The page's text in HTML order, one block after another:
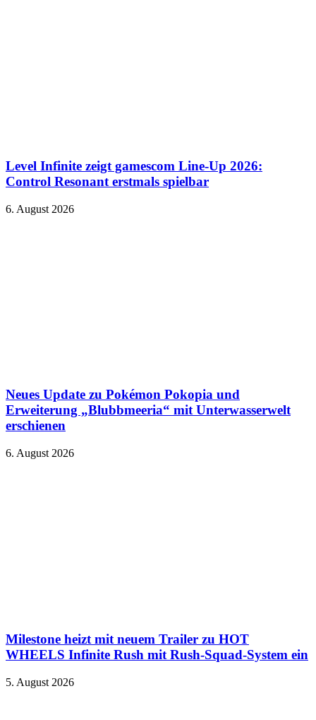
Level Infinite zeigt gamescom Line-Up 2026:
Control Resonant erstmals spielbar
6. August 2026
Neues Update zu Pokémon Pokopia und
Erweiterung „Blubbmeeria“ mit Unterwasserwelt
erschienen
6. August 2026
Milestone heizt mit neuem Trailer zu HOT
WHEELS Infinite Rush mit Rush-Squad-System ein
5. August 2026